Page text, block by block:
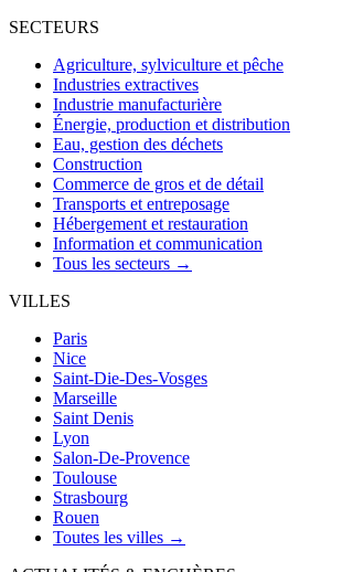
SECTEURS
Agriculture, sylviculture et pêche
Industries extractives
Industrie manufacturière
Énergie, production et distribution
Eau, gestion des déchets
Construction
Commerce de gros et de détail
Transports et entreposage
Hébergement et restauration
Information et communication
Tous les secteurs →
VILLES
Paris
Nice
Saint-Die-Des-Vosges
Marseille
Saint Denis
Lyon
Salon-De-Provence
Toulouse
Strasbourg
Rouen
Toutes les villes →